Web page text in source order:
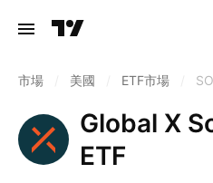
市場 美國 ETF市場
Global X
ETF